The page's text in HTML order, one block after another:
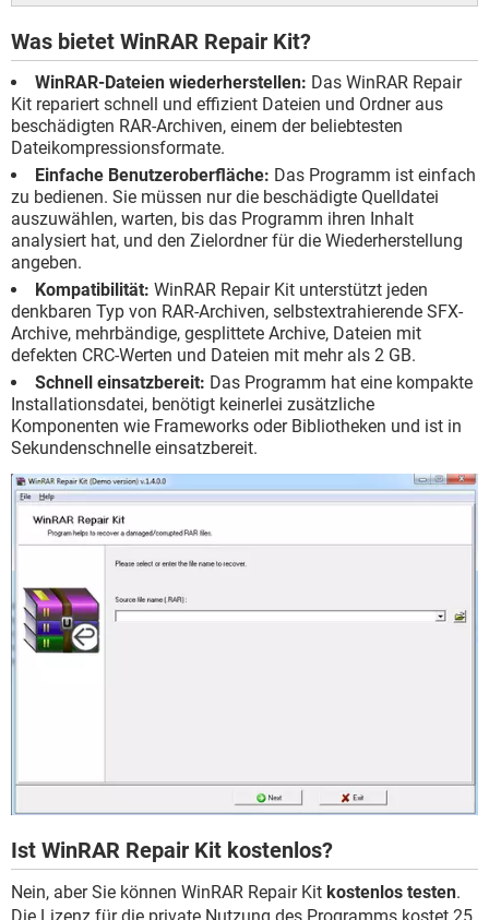
Was bietet WinRAR Repair Kit?
WinRAR-Dateien wiederherstellen: Das WinRAR Repair
Kit repariert schnell und effizient Dateien und Ordner aus
beschädigten RAR-Archiven, einem der beliebtesten
Dateikompressionsformate.
Einfache Benutzeroberfläche: Das Programm ist einfach
zu bedienen. Sie müssen nur die beschädigte Quelldatei
auszuwählen, warten, bis das Programm ihren Inhalt
analysiert hat, und den Zielordner für die Wiederherstellung
angeben.
Kompatibilität: WinRAR Repair Kit unterstützt jeden
denkbaren Typ von RAR-Archiven, selbstextrahierende SFX-
Archive, mehrbändige, gesplittete Archive, Dateien mit
defekten CRC-Werten und Dateien mit mehr als 2 GB.
Schnell einsatzbereit: Das Programm hat eine kompakte
Installationsdatei, benötigt keinerlei zusätzliche
Komponenten wie Frameworks oder Bibliotheken und ist in
Sekundenschnelle einsatzbereit.
Ist WinRAR Repair Kit kostenlos?
Nein, aber Sie können WinRAR Repair Kit kostenlos testen.